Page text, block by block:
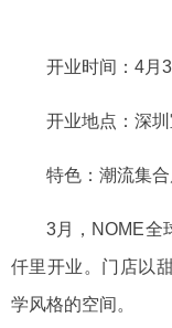
开业时间： 4月3
开业地点：深
特色：潮流集
3月， NOME全
仟里开业。门店以
学风格的空间。